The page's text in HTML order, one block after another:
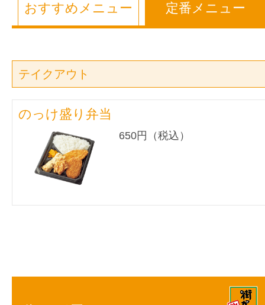
おすすめメニュー 定番メニュー
テイクアウト
のっけ盛り弁当
650円（税込）